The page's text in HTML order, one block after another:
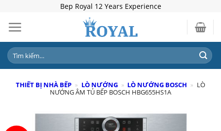
content
Bep Royal 12 Years Experience
Tìm
kiếm:
THIẾT BỊ NHÀ BẾP » LÒ NƯỚNG » LÒ NƯỚNG BOSCH » LÒ
NƯỚNG ÂM TỦ BẾP BOSCH HBG655HS1A